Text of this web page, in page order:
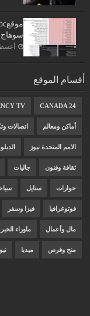
سوهاج
أغسطس
أقسام الموقع
CANADA 24
TV
أماكن ومعالم اتصالات
الامم المتحدة نيوز
ثقافة وفنون جاليات
حوارات ستايل
فوتوغرافيا فيزا وسفر
مال وأعمال ماوراء الخبر
منح وفرص ميديا